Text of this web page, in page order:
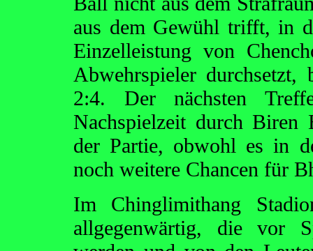
aus dem Gewühl trifft, in
Einzelleistung von
Abwehrspieler
2:4. Der nächsten
Nachspielzeit durch Biren
der Partie, obwohl es in
noch weitere Chancen für
Im Chinglimithang
allgegenwärtig, die vor